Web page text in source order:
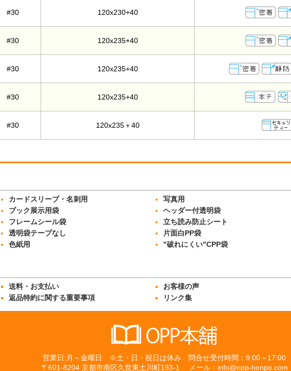
#30 120x230+40
#30 120x235+40
#30 120x235+40
#30 120x235+40
#30 120x235＋40
カードスリーブ・名刺用 写真用
ブック展示用袋 ヘッダー付透明袋
フレームシール袋 立ち読み防止シート
透明袋テープなし 片面白PP袋
色紙用 "破れにくい"CPP袋
送料・お支払い お客様の声
返品特約に関する重要事項 リンク集
営業日:月～金曜日 ※土・日・祝日は休み 問合せ受付時間：9:00～17:00
〒601-8204 京都市南区久世東土川町193-1 メール：info@opp-honpo.com